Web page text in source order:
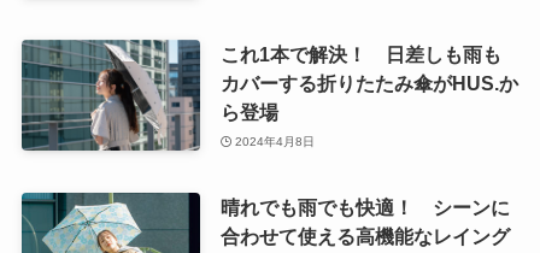
これ1本で解決！ 日差しも雨も
カバーする折りたたみ傘がHUS.か
ら登場
2024年4月8日
晴れでも雨でも快適！ シーンに
合わせて使える高機能なレイング